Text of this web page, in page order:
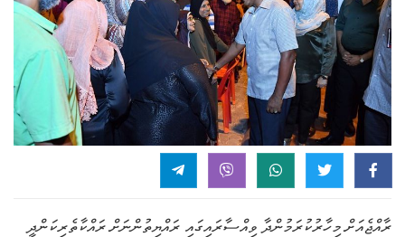
ރާއްޖެއަށް މިހާރުކުރަމުންދާ ވިއްސާރައިގައި ރައްޔިތުންނަށް ރައްކާތެރިކަންދީ